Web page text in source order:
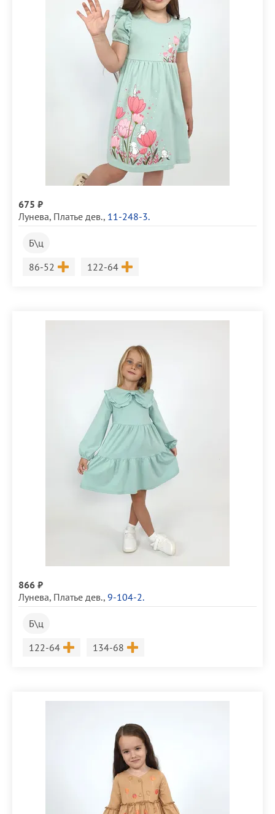
675 ₽
Лунева, Платье дев., 11-248-3.
Б\ц
Размер
86-52 Размер
122-64
866 ₽
Лунева, Платье дев., 9-104-2.
Б\ц
Размер
122-64 Размер
134-68